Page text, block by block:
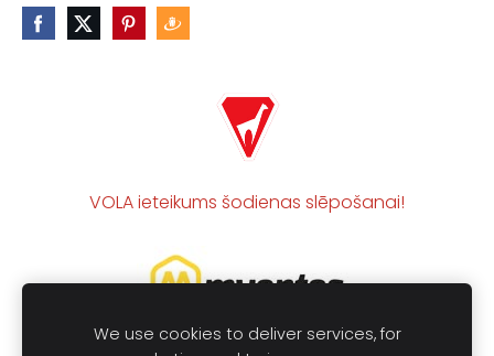
VOLA ieteikums šodienas slēpošanai!
We use cookies to deliver services, for